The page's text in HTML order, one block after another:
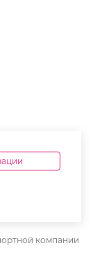
компании